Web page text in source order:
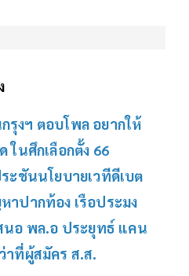
งฯ ตอบโพล อยากให้
ในศึกเลือกตั้ง 66
ะชันนโยบายเวทีดีเบต
าปากท้อง เรือประมง
นอ พล.อ ประยุทธ์ แคน
าที่ผู้สมัคร ส.ส.